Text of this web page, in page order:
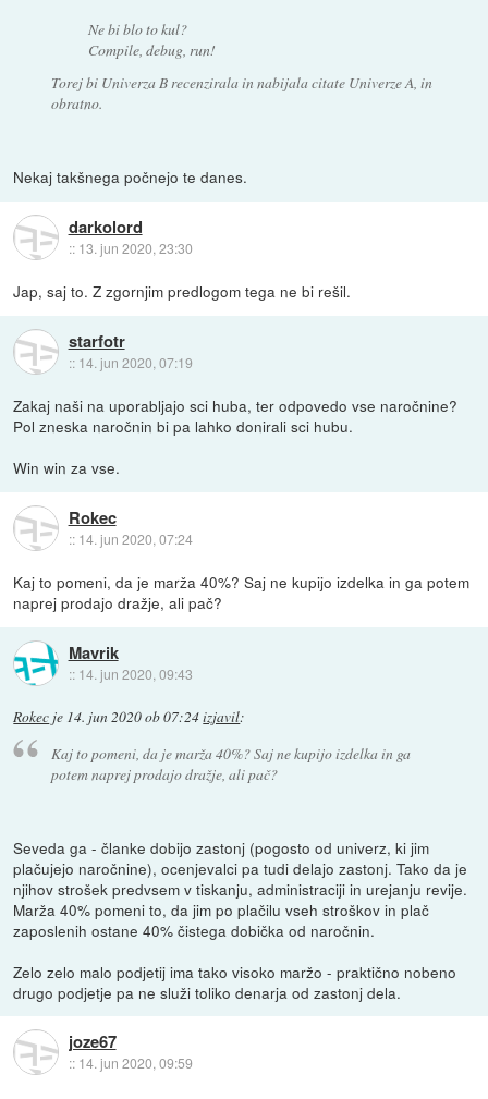
Ne bi blo to kul?
Compile, debug, run!
Torej bi Univerza B recenzirala in nabijala citate Univerze A, in
obratno.
Nekaj takšnega počnejo te danes.
darkolord
:: 13. jun 2020, 23:30
Jap, saj to. Z zgornjim predlogom tega ne bi rešil.
starfotr
:: 14. jun 2020, 07:19
Zakaj naši na uporabljajo sci huba, ter odpovedo vse naročnine?
Pol zneska naročnin bi pa lahko donirali sci hubu.
Win win za vse.
Rokec
:: 14. jun 2020, 07:24
Kaj to pomeni, da je marža 40%? Saj ne kupijo izdelka in ga potem
naprej prodajo dražje, ali pač?
Mavrik
:: 14. jun 2020, 09:43
Rokec je 14. jun 2020 ob 07:24izjavil:
Kaj to pomeni, da je marža 40%? Saj ne kupijo izdelka in ga
potem naprej prodajo dražje, ali pač?
Seveda ga - članke dobijo zastonj (pogosto od univerz, ki jim
plačujejo naročnine), ocenjevalci pa tudi delajo zastonj. Tako da je
njihov strošek predvsem v tiskanju, administraciji in urejanju revije.
Marža 40% pomeni to, da jim po plačilu vseh stroškov in plač
zaposlenih ostane 40% čistega dobička od naročnin.
Zelo zelo malo podjetij ima tako visoko maržo - praktično nobeno
drugo podjetje pa ne služi toliko denarja od zastonj dela.
joze67
:: 14. jun 2020, 09:59